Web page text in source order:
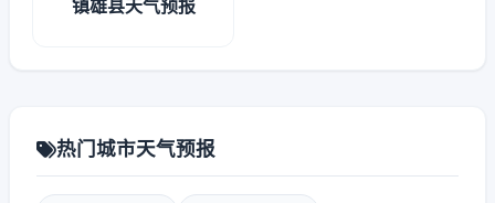
镇雄县天气预报
热门城市天气预报